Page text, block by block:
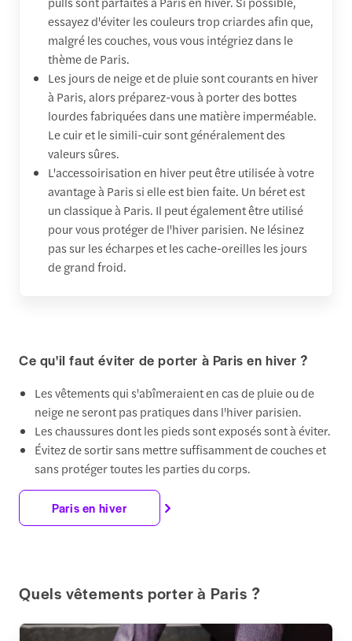
essayez d'éviter les couleurs trop criardes afin que,
malgré les couches, vous vous intégriez dans le
thème de Paris.
Les jours de neige et de pluie sont courants en hiver
à Paris, alors préparez-vous à porter des bottes
lourdes fabriquées dans une matière imperméable.
Le cuir et le simili-cuir sont généralement des
valeurs sûres.
L'accessoirisation en hiver peut être utilisée à votre
avantage à Paris si elle est bien faite. Un béret est
un classique à Paris. Il peut également être utilisé
pour vous protéger de l'hiver parisien. Ne lésinez
pas sur les écharpes et les cache-oreilles les jours
de grand froid.
Ce qu'il faut éviter de porter à Paris en hiver ?
Les vêtements qui s'abîmeraient en cas de pluie ou de
neige ne seront pas pratiques dans l'hiver parisien.
Les chaussures dont les pieds sont exposés sont à éviter.
Évitez de sortir sans mettre suffisamment de couches et
sans protéger toutes les parties du corps.
Paris en hiver
Quels vêtements porter à Paris ?